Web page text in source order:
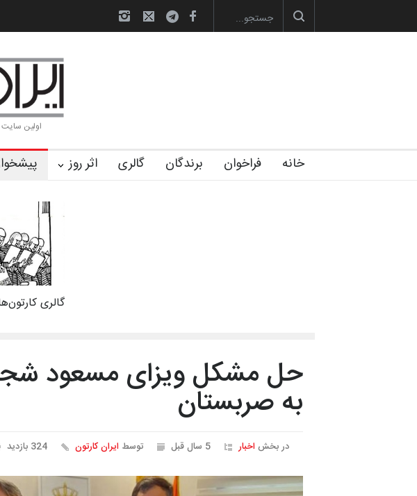
لیست شرکت کنندگان یازدهمین جشنواره بین‌المل…
اولین سایت
خانه فراخوان برندگان گالری اثر روز
گالری
حل مشکل ویزای مسعود
به صربستان
در بخش اخبار 5 سال قبل توسط ایران کارتون 324 بازدید